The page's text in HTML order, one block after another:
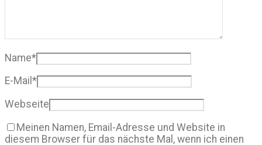
Name*
E-Mail *
Webseite
Meinen Namen, Email-Adresse und Website in
diesem Browser für das nächste Mal, wenn ich einen